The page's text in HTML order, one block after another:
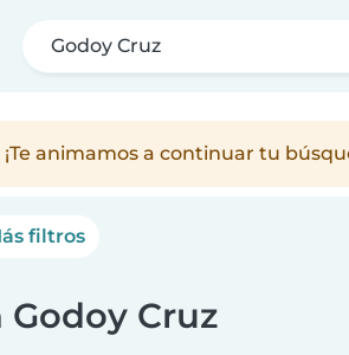
Godoy Cruz
animamos a continuar tu
filtros
Cruz